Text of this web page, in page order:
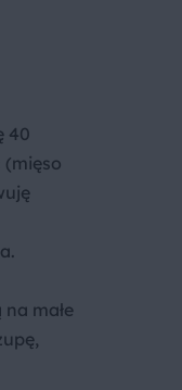
40
(mięso
małe